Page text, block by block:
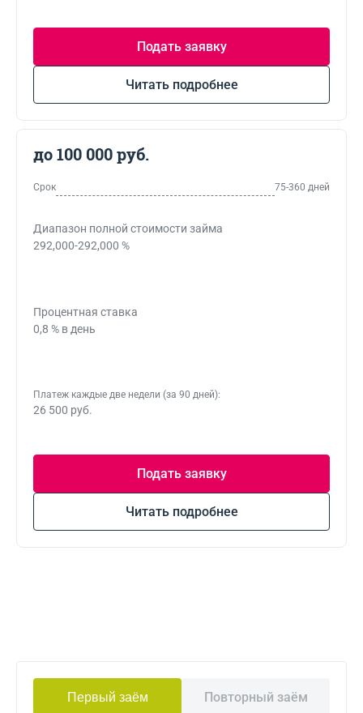
Подать заявку
Читать подробнее
до 100 000 руб.
Срок 75-360 дней
Диапазон полной стоимости займа
292,000-292,000 %
Процентная ставка
0,8 % в день
Платеж каждые две недели (за 90 дней):
26 500 руб.
Подать заявку
Читать подробнее
Первый заём Повторный заём